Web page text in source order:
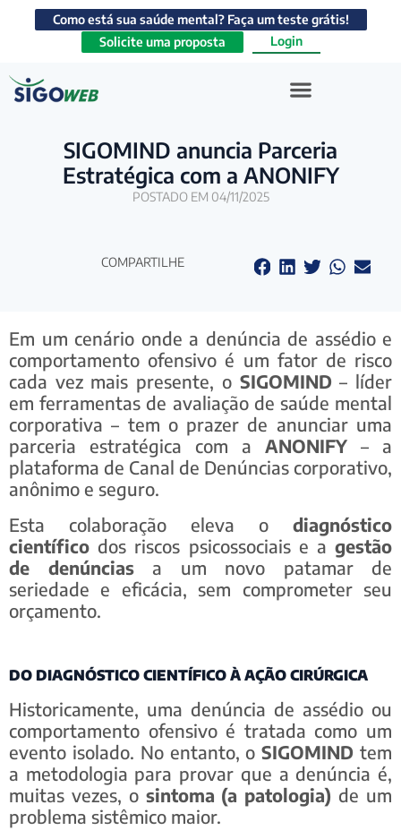
Como está sua saúde mental? Faça um teste grátis!
Solicite uma proposta
Login
SIGOMIND anuncia Parceria
Estratégica com a ANONIFY
POSTADO EM 04/11/2025
COMPARTILHE
Em um cenário onde a denúncia de assédio e
comportamento ofensivo é um fator de risco
cada vez mais presente, o SIGOMIND – líder
em ferramentas de avaliação de saúde mental
corporativa – tem o prazer de anunciar uma
parceria estratégica com a ANONIFY – a
plataforma de Canal de Denúncias corporativo,
anônimo e seguro.
Esta colaboração eleva o diagnóstico
científico dos riscos psicossociais e a gestão
de denúnciasa um novo patamar de
seriedade e eficácia, sem comprometer seu
orçamento.
DO DIAGNÓSTICO CIENTÍFICO À AÇÃO CIRÚRGICA
Historicamente, uma denúncia de assédio ou
comportamento ofensivo é tratada como um
evento isolado. No entanto, oSIGOMIND tem
a metodologia para provar que a denúncia é,
muitas vezes, o sintoma (a patologia) de um
problema sistêmico maior.